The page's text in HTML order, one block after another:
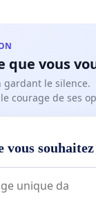
que vous
gardant le silence.
courage de ses
vous